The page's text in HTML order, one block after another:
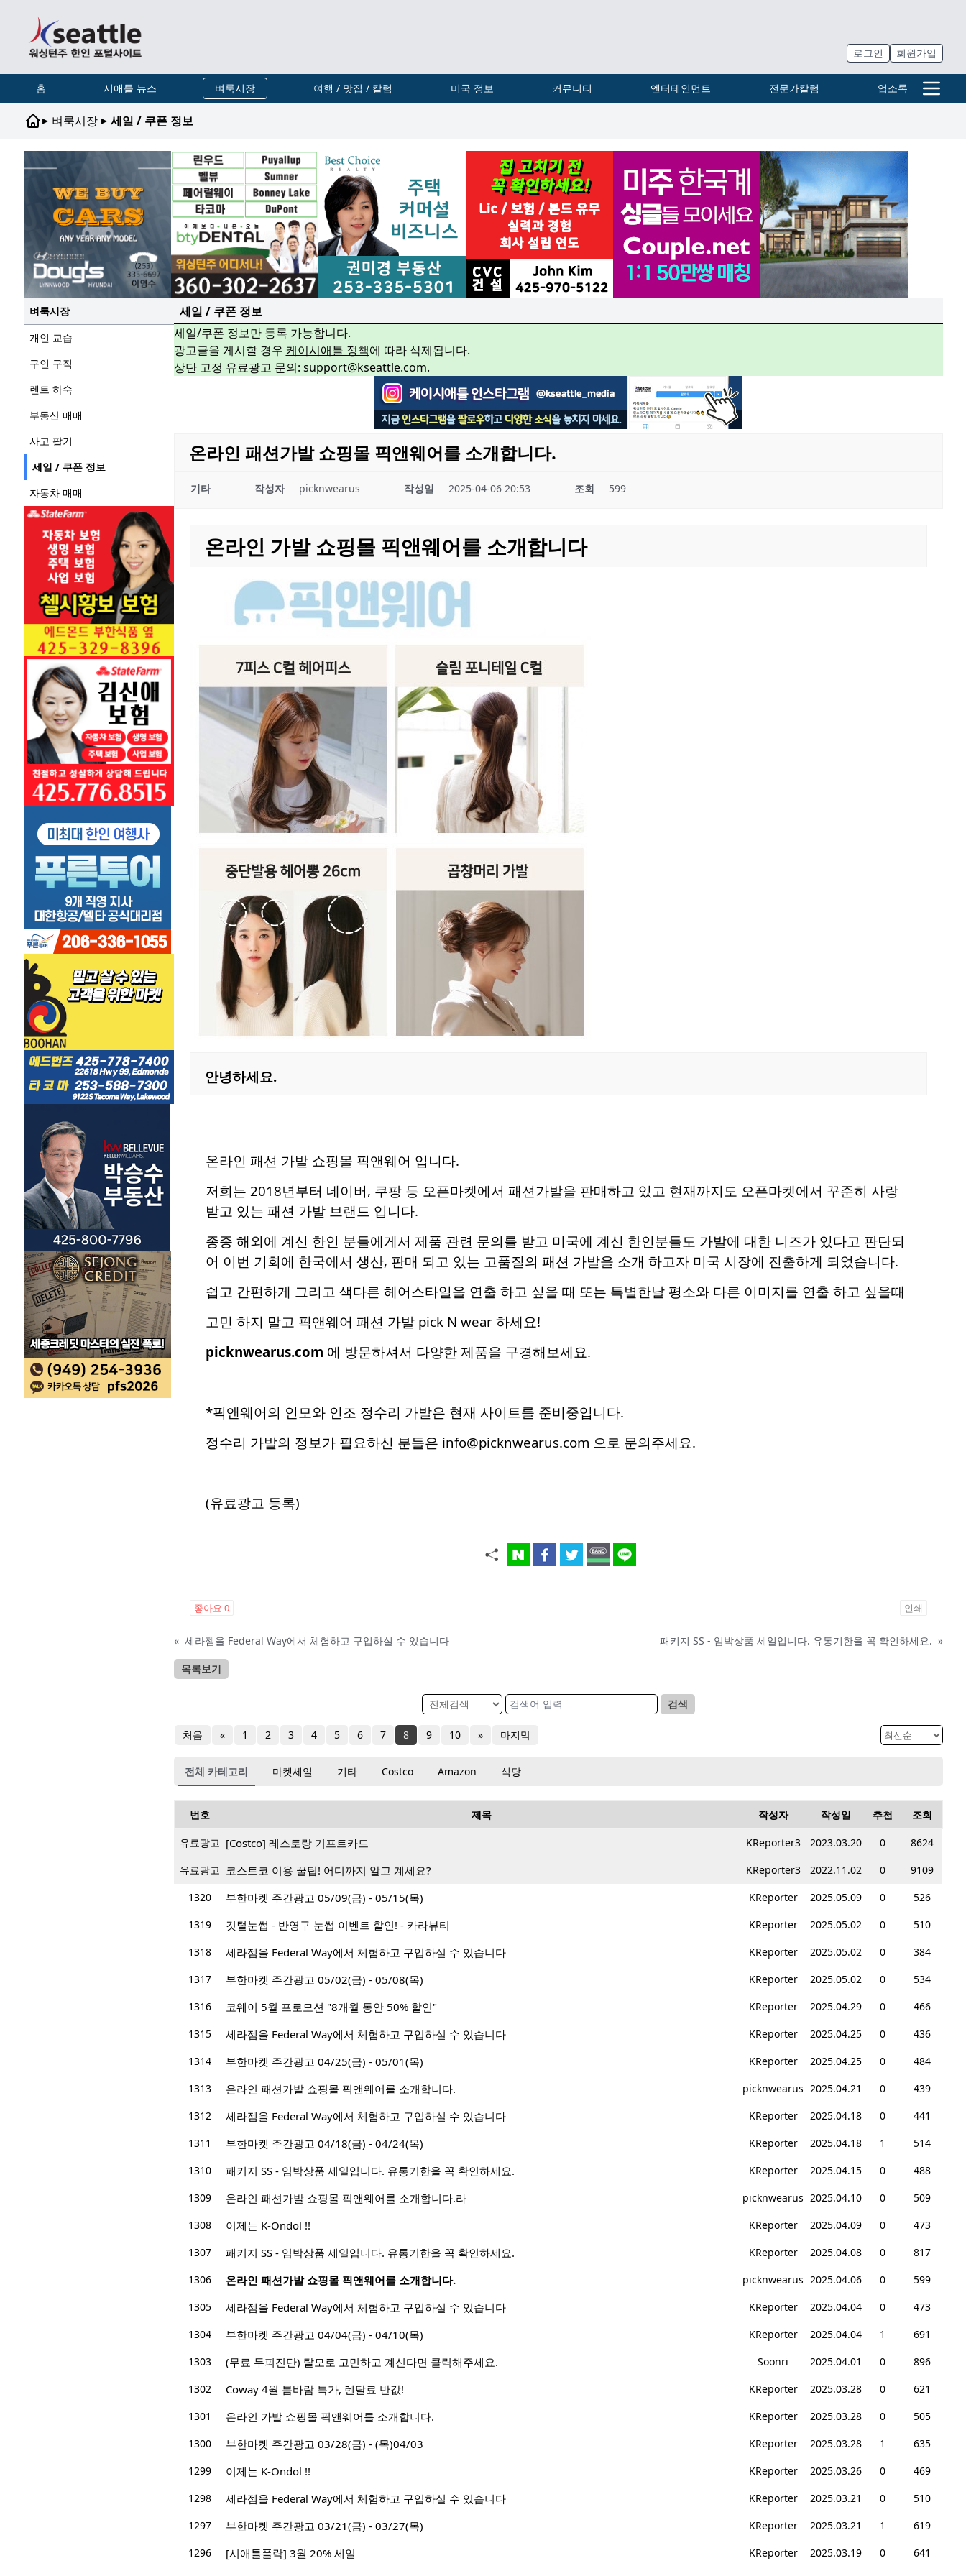
로그인 회원가입
홈 시애틀 뉴스 벼룩시장 여행 / 맛집 / 칼럼 미국 정보 커뮤니티 엔터테인먼트 전문가칼럼 업소록
▸ 벼룩시장 ▸ 세일 / 쿠폰 정보
벼룩시장
개인 교습
구인 구직
렌트 하숙
부동산 매매
사고 팔기
세일 / 쿠폰 정보
자동차 매매
세일 / 쿠폰 정보
세일/쿠폰 정보만 등록 가능합니다.
광고글을 게시할 경우 케이시애틀 정책에 따라 삭제됩니다.
상단 고정 유료광고 문의: support@kseattle.com.
온라인 패션가발 쇼핑몰 픽앤웨어를 소개합니다.
기타 작성자 picknwearus 작성일 2025-04-06 20:53 조회 599
온라인 가발 쇼핑몰 픽앤웨어를 소개합니다
안녕하세요.
온라인 패션 가발 쇼핑몰 픽앤웨어 입니다.
저희는 2018년부터 네이버, 쿠팡 등 오픈마켓에서 패션가발을 판매하고 있고 현재까지도 오픈마켓에서 꾸준히 사랑
받고 있는 패션 가발 브랜드 입니다.
종종 해외에 계신 한인 분들에게서 제품 관련 문의를 받고 미국에 계신 한인분들도 가발에 대한 니즈가 있다고 판단되
어 이번 기회에 한국에서 생산, 판매 되고 있는 고품질의 패션 가발을 소개 하고자 미국 시장에 진출하게 되었습니다.
쉽고 간편하게 그리고 색다른 헤어스타일을 연출 하고 싶을 때 또는 특별한날 평소와 다른 이미지를 연출 하고 싶을때
고민 하지 말고 픽앤웨어 패션 가발 pick N wear 하세요!
picknwearus.com 에 방문하셔서 다양한 제품을 구경해보세요.
*픽앤웨어의 인모와 인조 정수리 가발은 현재 사이트를 준비중입니다.
정수리 가발의 정보가 필요하신 분들은 info@picknwearus.com 으로 문의주세요.
(유료광고 등록)
좋아요 0 인쇄
« 세라젬을 Federal Way에서 체험하고 구입하실 수 있습니다 패키지 SS - 임박상품 세일입니다. 유통기한을 꼭 확인하세요. »
목록보기
검색
처음 « 1 2 3 4 5 6 7 8 9 10 » 마지막
전체 카테고리 마켓세일 기타 Costco Amazon 식당
번호 제목 작성자 작성일 추천 조회
유료광고 [Costco] 레스토랑 기프트카드 KReporter3 2023.03.20 0
8624
유료광고 코스트코 이용 꿀팁! 어디까지 알고 계세요? KReporter3 2022.11.02 0
9109
1320
부한마켓 주간광고 05/09(금) - 05/15(목) KReporter 2025.05.09 0
526
1319
깃털눈썹 - 반영구 눈썹 이벤트 할인! - 카라뷰티 KReporter 2025.05.02 0
510
1318
세라젬을 Federal Way에서 체험하고 구입하실 수 있습니다 KReporter 2025.05.02 0
384
1317
부한마켓 주간광고 05/02(금) - 05/08(목) KReporter 2025.05.02 0
534
1316
코웨이 5월 프로모션 "8개월 동안 50% 할인" KReporter 2025.04.29 0
466
1315
세라젬을 Federal Way에서 체험하고 구입하실 수 있습니다 KReporter 2025.04.25 0
436
1314
부한마켓 주간광고 04/25(금) - 05/01(목) KReporter 2025.04.25 0
484
1313
온라인 패션가발 쇼핑몰 픽앤웨어를 소개합니다. picknwearus 2025.04.21 0
439
1312
세라젬을 Federal Way에서 체험하고 구입하실 수 있습니다 KReporter 2025.04.18 0
441
1311
부한마켓 주간광고 04/18(금) - 04/24(목) KReporter 2025.04.18 1
514
1310
패키지 SS - 임박상품 세일입니다. 유통기한을 꼭 확인하세요. KReporter 2025.04.15 0
488
1309
온라인 패션가발 쇼핑몰 픽앤웨어를 소개합니다.라 picknwearus 2025.04.10 0
509
1308
이제는 K-Ondol !! KReporter 2025.04.09 0
473
1307
패키지 SS - 임박상품 세일입니다. 유통기한을 꼭 확인하세요. KReporter 2025.04.08 0
817
1306
온라인 패션가발 쇼핑몰 픽앤웨어를 소개합니다. picknwearus 2025.04.06 0
599
1305
세라젬을 Federal Way에서 체험하고 구입하실 수 있습니다 KReporter 2025.04.04 0
473
1304
부한마켓 주간광고 04/04(금) - 04/10(목) KReporter 2025.04.04 1
691
1303
(무료 두피진단) 탈모로 고민하고 계신다면 클릭해주세요. Soonri 2025.04.01 0
896
1302
Coway 4월 봄바람 특가, 렌탈료 반값! KReporter 2025.03.28 0
621
1301
온라인 가발 쇼핑몰 픽앤웨어를 소개합니다. KReporter 2025.03.28 0
505
1300
부한마켓 주간광고 03/28(금) - (목)04/03 KReporter 2025.03.28 1
635
1299
이제는 K-Ondol !! KReporter 2025.03.26 0
469
1298
세라젬을 Federal Way에서 체험하고 구입하실 수 있습니다 KReporter 2025.03.21 0
510
1297
부한마켓 주간광고 03/21(금) - 03/27(목) KReporter 2025.03.21 1
619
1296
[시애틀폴락] 3월 20% 세일 KReporter 2025.03.19 0 641